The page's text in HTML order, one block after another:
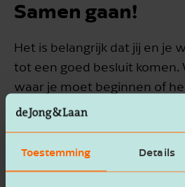
Toestemming Details
Samen gaan!
Het is belangrijk dat jij en je
tot een goed besluit komen.
waar je moet beginnen of
objectieve blik nodig? Wij
mee in jouw bestaande
stellen samen een nieuw